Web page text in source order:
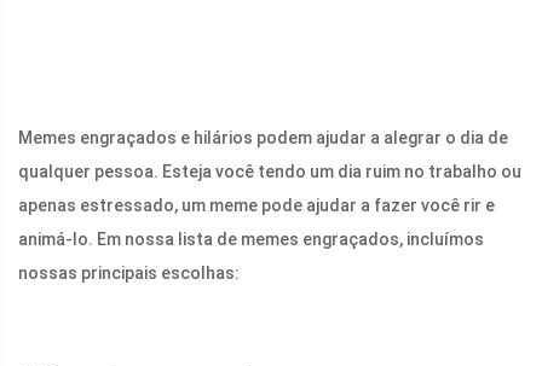
Memes engraçados e hilários podem ajudar a alegrar o dia de
qualquer pessoa. Esteja você tendo um dia ruim no trabalho ou
apenas estressado, um meme pode ajudar a fazer você rir e
animá-lo. Em nossa lista de memes engraçados, incluímos
nossas principais escolhas: